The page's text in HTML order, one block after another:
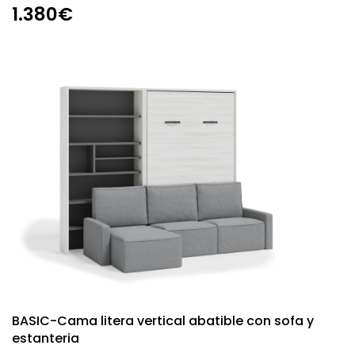
1.380€
BASIC-Cama litera vertical abatible con sofa y
estanteria